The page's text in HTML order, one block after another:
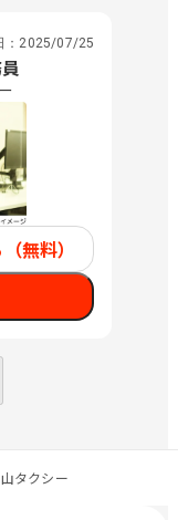
2025/07/25
無料）
タクシー